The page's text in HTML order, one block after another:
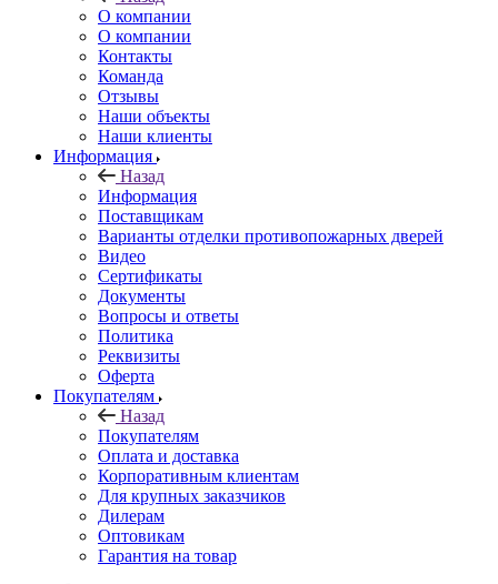
О компании
О компании
Контакты
Команда
Отзывы
Наши объекты
Наши клиенты
Информация
Назад
Информация
Поставщикам
Варианты отделки противопожарных дверей
Видео
Сертификаты
Документы
Вопросы и ответы
Политика
Реквизиты
Оферта
Покупателям
Назад
Покупателям
Оплата и доставка
Корпоративным клиентам
Для крупных заказчиков
Дилерам
Оптовикам
Гарантия на товар